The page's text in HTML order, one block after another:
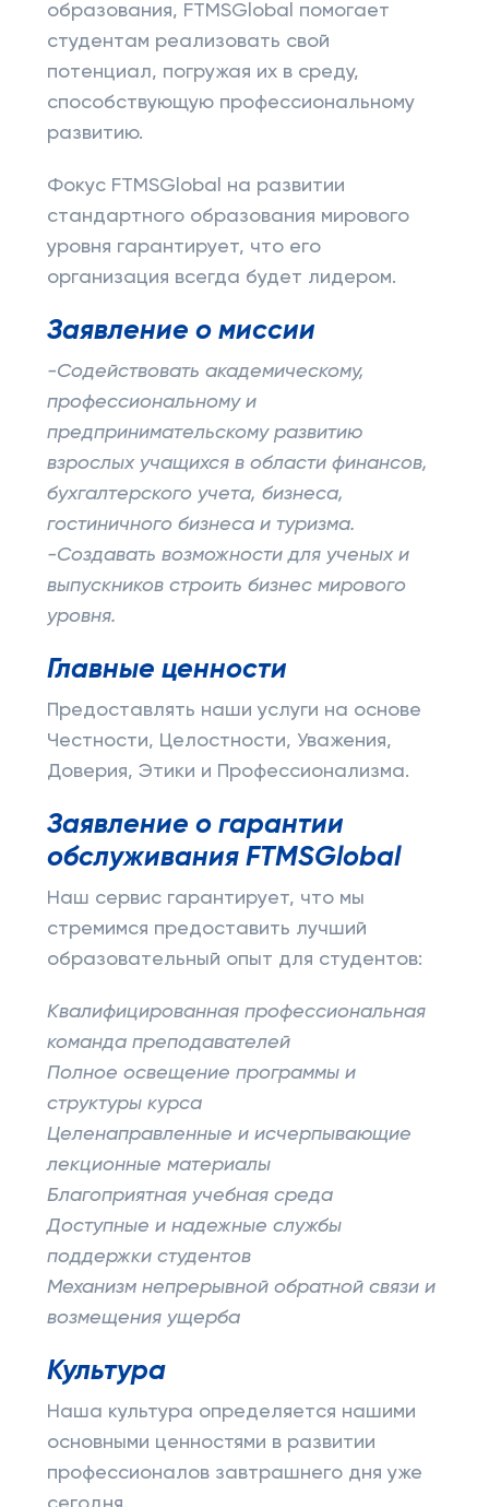
образования, FTMSGlobal помогает
студентам реализовать свой
потенциал, погружая их в среду,
способствующую профессиональному
развитию.
Фокус FTMSGlobal на развитии
стандартного образования мирового
уровня гарантирует, что его
организация всегда будет лидером.
Заявление о миссии
-Содействовать академическому,
профессиональному и
предпринимательскому развитию
взрослых учащихся в области финансов,
бухгалтерского учета, бизнеса,
гостиничного бизнеса и туризма.
-Создавать возможности для ученых и
выпускников строить бизнес мирового
уровня.
Главные ценности
Предоставлять наши услуги на основе
Честности, Целостности, Уважения,
Доверия, Этики и Профессионализма.
Заявление о гарантии
обслуживания FTMSGlobal
Наш сервис гарантирует, что мы
стремимся предоставить лучший
образовательный опыт для студентов:
Квалифицированная профессиональная
команда преподавателей
Полное освещение программы и
структуры курса
Целенаправленные и исчерпывающие
лекционные материалы
Благоприятная учебная среда
Доступные и надежные службы
поддержки студентов
Механизм непрерывной обратной связи и
возмещения ущерба
Культура
Наша культура определяется нашими
основными ценностями в развитии
профессионалов завтрашнего дня уже